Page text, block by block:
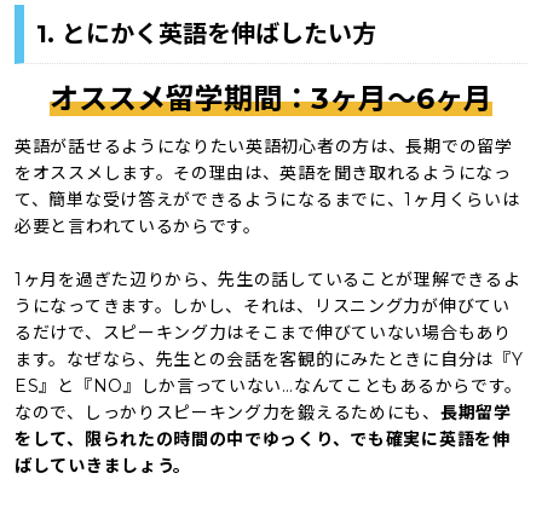
1. とにかく英語を伸ばしたい方
オススメ留学期間：3ヶ月〜6ヶ月
英語が話せるようになりたい英語初心者の方は、長期での留学
をオススメします。その理由は、英語を聞き取れるようになっ
て、簡単な受け答えができるようになるまでに、1ヶ月くらいは
必要と言われているからです。
1ヶ月を過ぎた辺りから、先生の話していることが理解できるよ
うになってきます。しかし、それは、リスニング力が伸びてい
るだけで、スピーキング力はそこまで伸びていない場合もあり
ます。なぜなら、先生との会話を客観的にみたときに自分は『Y
ES』と『NO』しか言っていない…なんてこともあるからです。
なので、しっかりスピーキング力を鍛えるためにも、 長期留学
をして、限られたの時間の中でゆっくり、でも確実に英語を伸
ばしていきましょう。